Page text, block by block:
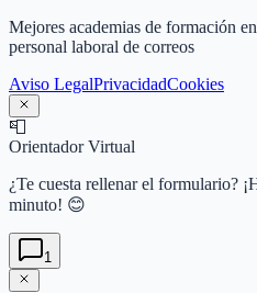
Mejores academias de formación
personal laboral de correos
Aviso LegalPrivacidadCookies
📮
Orientador Virtual
¿Te cuesta rellenar el formulario?
minuto! 😊
1